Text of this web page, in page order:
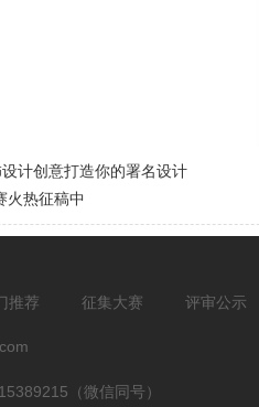
计创意打造你的署名设计
火热征稿中
推荐 征集大赛 评审公示
（微信同号）